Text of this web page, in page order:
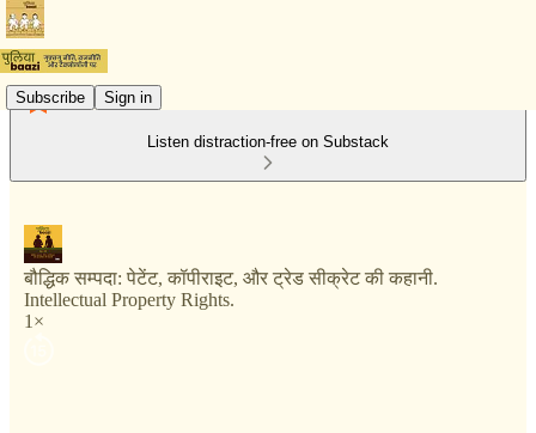
Subscribe Sign in
Listen distraction-free on Substack
बौद्धिक सम्पदा: पेटेंट, कॉपीराइट, और ट्रेड सीक्रेट की कहानी.
Intellectual Property Rights.
1×